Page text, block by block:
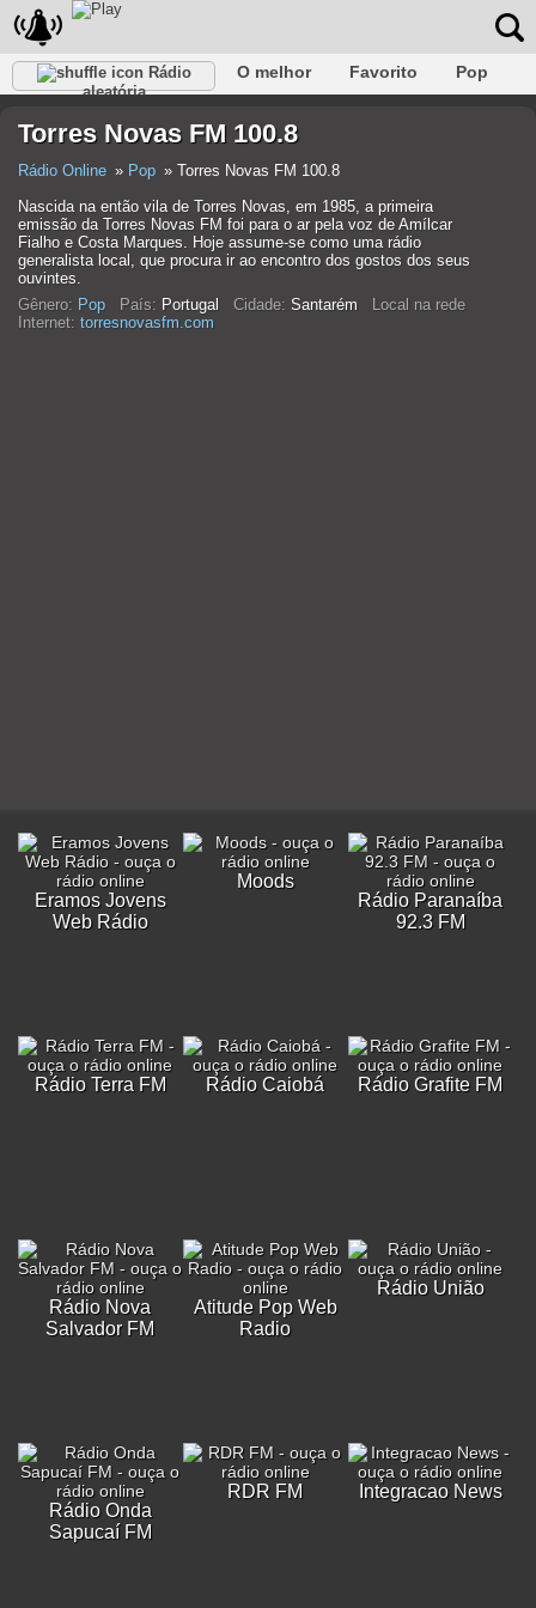
Rádio
aleatória
O melhor Favorito
Pop
Rap
Falk Jazz Bebê
Torres Novas FM 100.8
Rádio Online Pop
Torres Novas FM 100.8
Nascida na então vila de Torres Novas, em 1985, a primeira
emissão da Torres Novas FM foi para o ar pela voz de Amílcar
Fialho e Costa Marques. Hoje assume-se como uma rádio
generalista local, que procura ir ao encontro dos gostos dos seus
ouvintes.
Gênero: Pop País: Portugal Cidade: Santarém
Local na rede
Internet: torresnovasfm.com
Eramos Jovens
Web Rádio
Moods
Rádio Paranaíba
92.3 FM
Rádio Terra FM Rádio Caiobá Rádio Grafite FM
Rádio Nova
Salvador FM
Atitude Pop Web
Radio
Rádio União
Rádio Onda
Sapucaí FM
RDR FM Integracao News